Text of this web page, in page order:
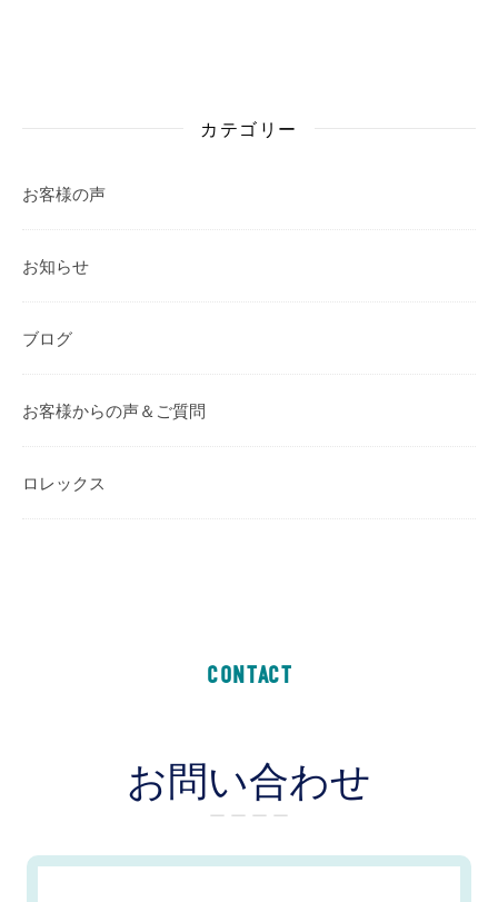
カテゴリー
お客様の声
お知らせ
ブログ
お客様からの声＆ご質問
ロレックス
CONTACT
お問い合わせ
ー ー ー ー